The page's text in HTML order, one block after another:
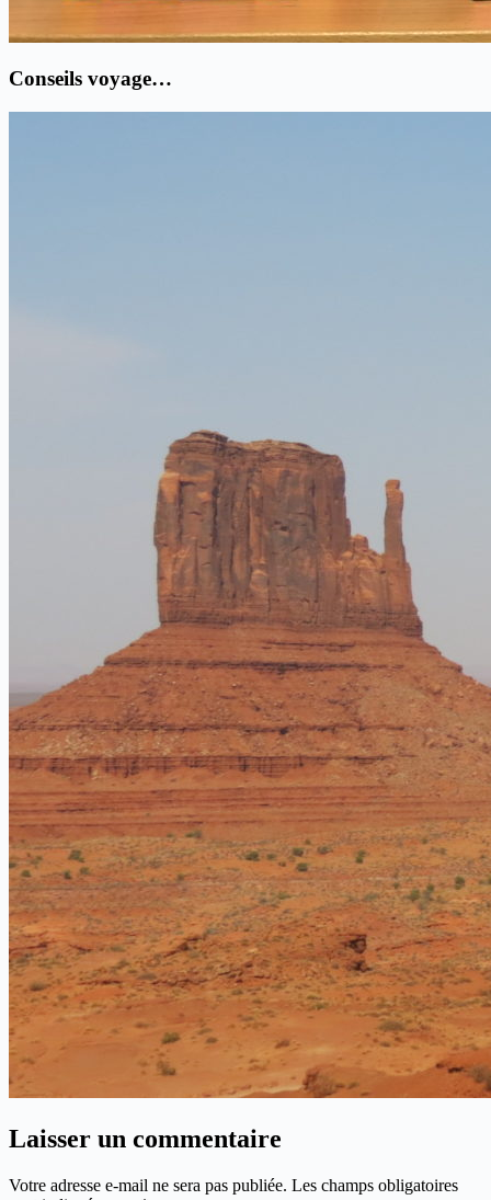
Conseils voyage…
Laisser un commentaire
Votre adresse e-mail ne sera pas publiée. Les champs obligatoires